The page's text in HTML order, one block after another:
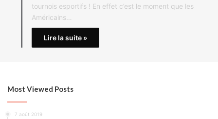
tournois esportifs ! En effet c’est le moment que les
Américains…
Lire la suite »
Most Viewed Posts
7 août 2019